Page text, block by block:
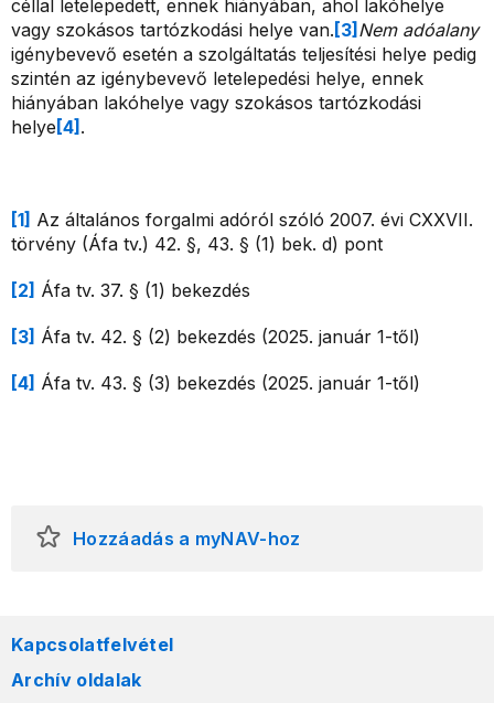
céllal letelepedett, ennek hiányában, ahol lakóhelye
vagy szokásos tartózkodási helye van. [3] Nem adóalany
igénybevevő esetén a szolgáltatás teljesítési helye pedig
szintén az igénybevevő letelepedési helye, ennek
hiányában lakóhelye vagy szokásos tartózkodási
helye [4] .
[1] Az általános forgalmi adóról szóló 2007. évi CXXVII.
törvény (Áfa tv.) 42. §, 43. § (1) bek. d) pont
[2] Áfa tv. 37. § (1) bekezdés
[3] Áfa tv. 42. § (2) bekezdés (2025. január 1-től)
[4] Áfa tv. 43. § (3) bekezdés (2025. január 1-től)
Hozzáadás a myNAV-hoz
Kapcsolatfelvétel
Archív oldalak